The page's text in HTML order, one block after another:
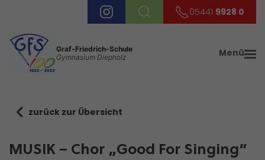
05441 9928 0
Graf-Friedrich-Schule
Gymnasium Diepholz
Menü
zurück zur Übersicht
MUSIK – Chor „Good For Singing“